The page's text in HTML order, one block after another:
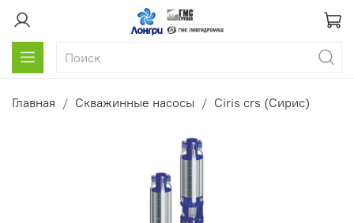
Главная Скважинные насосы Ciris crs (Сирис)